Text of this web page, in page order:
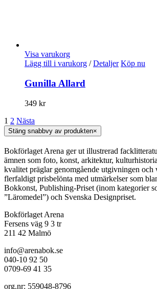
Visa varukorg
Lägg till i varukorg / Detaljer Köp nu
Gunilla Allard
349 kr
1 2 Nästa
Stäng snabbvy av produkten×
Bokförlaget Arena ger ut illustrerad
ämnen som foto, konst, arkitektur,
kvalitet präglar genomgående utgivningen och
flerfaldigt prisbelönta med utmärkelser som
Bokkonst, Publishing-Priset (inom kategorier
”Läromedel”) och Svenska Designpriset.
Bokförlaget Arena
Fersens väg 9 3 tr
211 42 Malmö
info@arenabok.se
040-10 92 50
0709-69 41 35
org.nr: 559048-8796